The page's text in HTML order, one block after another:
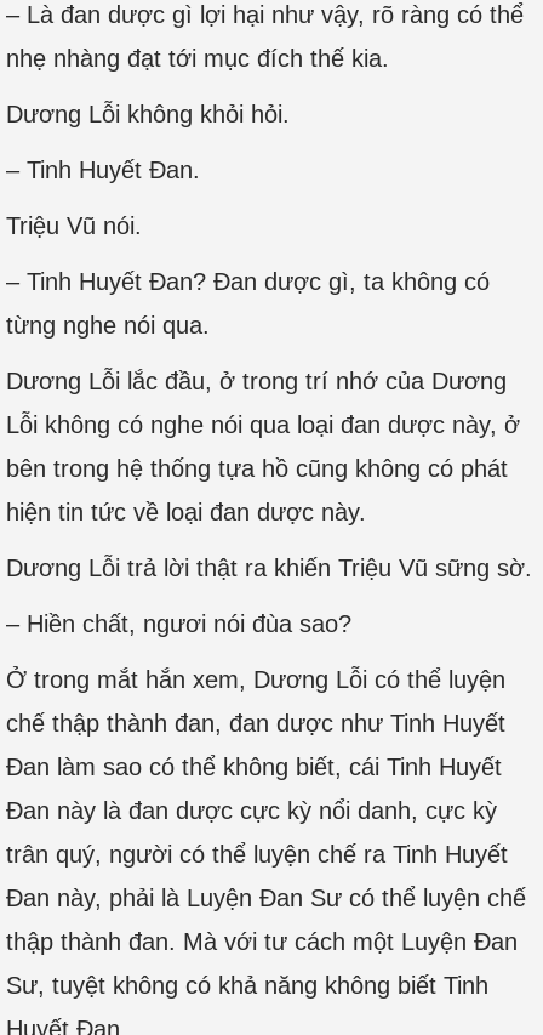
– Là đan dược gì lợi hại như vậy, rõ ràng có thể
nhẹ nhàng đạt tới mục đích thế kia.
Dương Lỗi không khỏi hỏi.
– Tinh Huyết Đan.
Triệu Vũ nói.
– Tinh Huyết Đan? Đan dược gì, ta không có
từng nghe nói qua.
Dương Lỗi lắc đầu, ở trong trí nhớ của Dương
Lỗi không có nghe nói qua loại đan dược này, ở
bên trong hệ thống tựa hồ cũng không có phát
hiện tin tức về loại đan dược này.
Dương Lỗi trả lời thật ra khiến Triệu Vũ sững sờ.
– Hiền chất, ngươi nói đùa sao?
Ở trong mắt hắn xem, Dương Lỗi có thể luyện
chế thập thành đan, đan dược như Tinh Huyết
Đan làm sao có thể không biết, cái Tinh Huyết
Đan này là đan dược cực kỳ nổi danh, cực kỳ
trân quý, người có thể luyện chế ra Tinh Huyết
Đan này, phải là Luyện Đan Sư có thể luyện chế
thập thành đan. Mà với tư cách một Luyện Đan
Sư, tuyệt không có khả năng không biết Tinh
Huyết Đan.